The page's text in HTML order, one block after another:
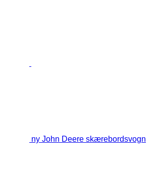
ny John Deere skærebordsvogn